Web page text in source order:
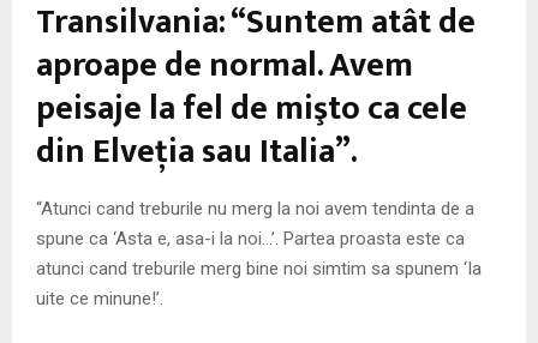
N
U
Transilvania: “Suntem atât de
aproape de normal. Avem
peisaje la fel de mişto ca cele
din Elveţia sau Italia”.
“Atunci cand treburile nu merg la noi avem tendinta de a
spune ca ‘Asta e, asa-i la noi…’. Partea proasta este ca
atunci cand treburile merg bine noi simtim sa spunem ‘Ia
uite ce minune!’.